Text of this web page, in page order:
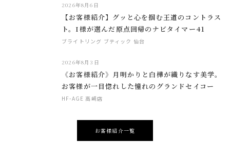
2026年8月6日
【お客様紹介】グッと心を掴む王道のコントラス
ト。I様が選んだ原点回帰のナビタイマー41
ブライトリング ブティック 仙台
2026年8月3日
《お客様紹介》月明かりと白樺が織りなす美学。
お客様が一目惚れした憧れのグランドセイコー
HF-AGE 高崎店
お客様紹介一覧